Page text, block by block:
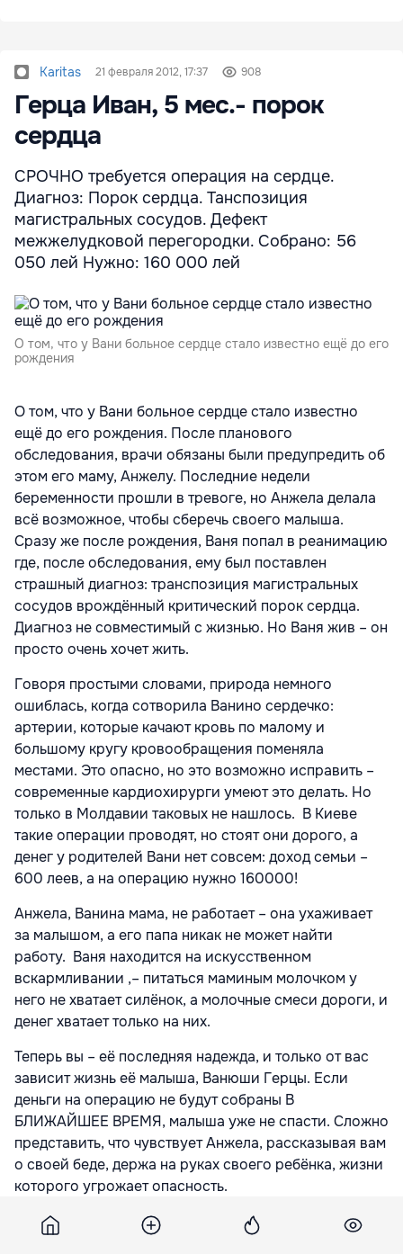
Karitas 21 февраля 2012, 17:37 908
Герца Иван, 5 мес.- порок
сердца
СРОЧНО требуется операция на сердце.
Диагноз: Порок сердца. Танспозиция
магистральных сосудов. Дефект
межжелудковой перегородки. Собрано: 56
050 лей Нужно: 160 000 лей
О том, что у Вани больное сердце стало известно ещё до его
рождения
О том, что у Вани больное сердце стало известно
ещё до его рождения. После планового
обследования, врачи обязаны были предупредить об
этом его маму, Анжелу. Последние недели
беременности прошли в тревоге, но Анжела делала
всё возможное, чтобы сберечь своего малыша.
Сразу же после рождения, Ваня попал в реанимацию
где, после обследования, ему был поставлен
страшный диагноз: транспозиция магистральных
сосудов врождённый критический порок сердца.
Диагноз не совместимый с жизнью. Но Ваня жив – он
просто очень хочет жить.
Говоря простыми словами, природа немного
ошиблась, когда сотворила Ванино сердечко:
артерии, которые качают кровь по малому и
большому кругу кровообращения поменяла
местами. Это опасно, но это возможно исправить –
современные кардиохирурги умеют это делать. Но
только в Молдавии таковых не нашлось. В Киеве
такие операции проводят, но стоят они дорого, а
денег у родителей Вани нет совсем: доход семьи –
600 леев, а на операцию нужно 160000!
Анжела, Ванина мама, не работает – она ухаживает
за малышом, а его папа никак не может найти
работу. Ваня находится на искусственном
вскармливании ,– питаться маминым молочком у
него не хватает силёнок, а молочные смеси дороги, и
денег хватает только на них.
Теперь вы – её последняя надежда, и только от вас
зависит жизнь её малыша, Ванюши Герцы. Если
деньги на операцию не будут собраны В
БЛИЖАЙШЕЕ ВРЕМЯ, малыша уже не спасти. Сложно
представить, что чувствует Анжела, рассказывая вам
о своей беде, держа на руках своего ребёнка, жизни
которого угрожает опасность.
Ваня ещё совсем мал, чтобы понимать весь ужас